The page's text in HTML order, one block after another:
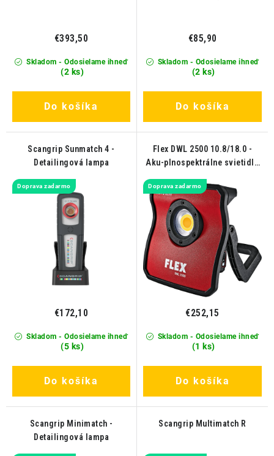
Skladom - Odosielame ihneď
(2 ks)
€393,50
Do košíka
Skladom - Odosielame ihneď
(2 ks)
€85,90
Do košíka
Scangrip Sunmatch 4 -
Detailingová lampa
Doprava zadarmo
Skladom - Odosielame ihneď
(5 ks)
€172,10
Do košíka
Flex DWL 2500 10.8/18.0 -
Aku-plnospektrálne svietidlo
Doprava zadarmo
Skladom - Odosielame ihneď
(1 ks)
€252,15
Do košíka
Scangrip Minimatch -
Detailingová lampa
Scangrip Multimatch R